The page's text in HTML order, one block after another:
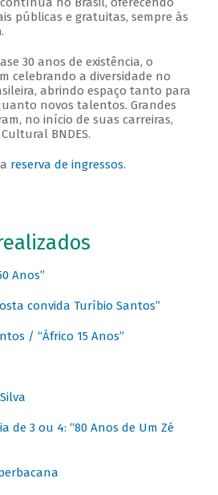
públicas e gratuitas, sempre às
.
30 anos de existência, o
celebrando a diversidade no
abrindo espaço tanto para
novos talentos. Grandes
no início de suas carreiras,
BNDES.
reserva de ingressos.
Anos”
convida Turíbio Santos”
/ “Áfrico 15 Anos”
de 3 ou 4: “80 Anos de Um Zé